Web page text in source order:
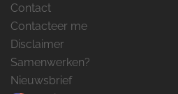
Contact
Contacteer me
Disclaimer
Samenwerken?
Nieuwsbrief